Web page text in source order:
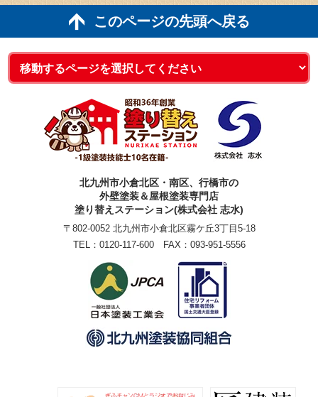
このページの先頭へ戻る
北九州市小倉北区・南区、行橋市の
外壁塗装＆屋根塗装専門店
塗り替えステーション(株式会社 志水)
〒802-0052 北九州市小倉北区霧ケ丘3丁目5-18
TEL： 0120-117-600FAX：093-951-5556